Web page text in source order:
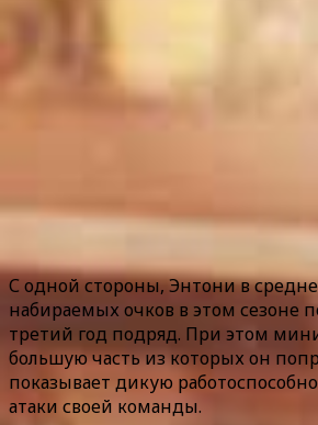
С одной стороны, Энтони в
набираемых очков в этом сезоне
третий год подряд. При этом
большую часть из которых он
показывает дикую
атаки своей команды.